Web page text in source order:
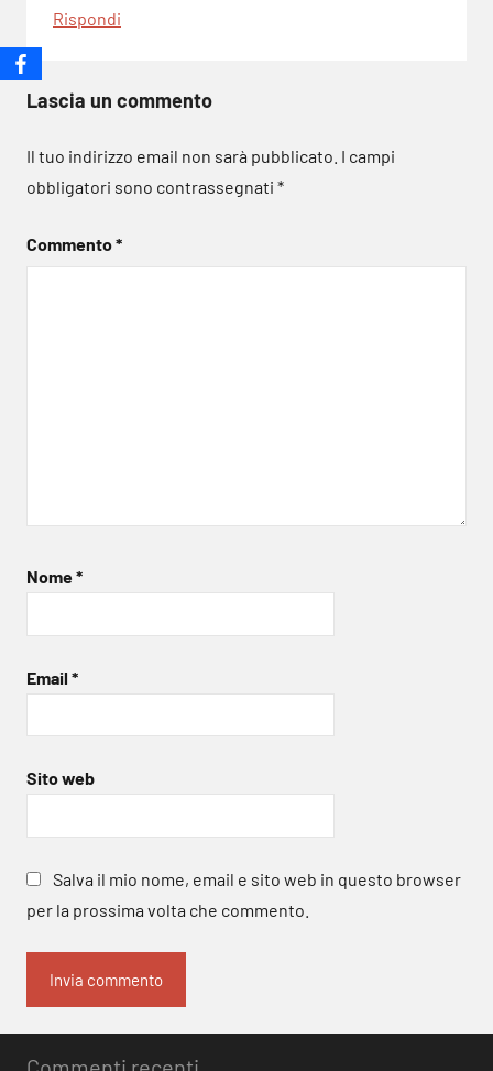
Rispondi
Lascia un commento
Il tuo indirizzo email non sarà pubblicato. I campi
obbligatori sono contrassegnati *
Commento*
Nome*
Email *
Sito web
Salva il mio nome, email e sito web in questo browser
per la prossima volta che commento.